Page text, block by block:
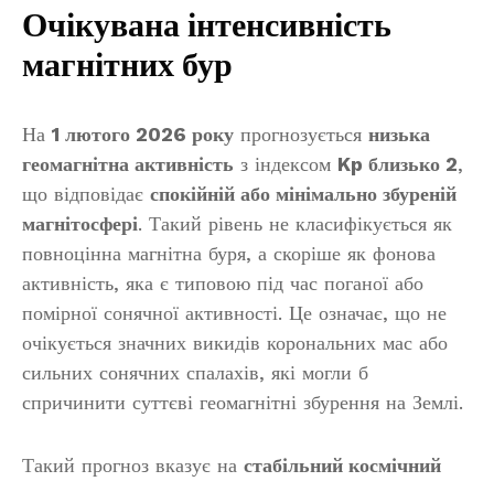
Очікувана інтенсивність
магнітних бур
На 1 лютого 2026 року прогнозується низька
геомагнітна активність з індексом Kp близько 2,
що відповідає спокійній або мінімально збуреній
магнітосфері. Такий рівень не класифікується як
повноцінна магнітна буря, а скоріше як фонова
активність, яка є типовою під час поганої або
помірної сонячної активності. Це означає, що не
очікується значних викидів корональних мас або
сильних сонячних спалахів, які могли б
спричинити суттєві геомагнітні збурення на Землі.
Такий прогноз вказує на стабільний космічний